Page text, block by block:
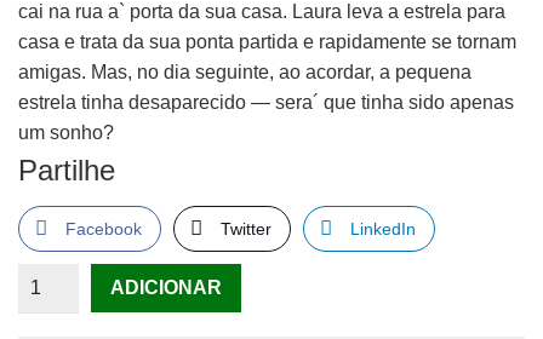
cai na rua a` porta da sua casa. Laura leva a estrela para
casa e trata da sua ponta partida e rapidamente se tornam
amigas. Mas, no dia seguinte, ao acordar, a pequena
estrela tinha desaparecido — sera´ que tinha sido apenas
um sonho?
Partilhe
Facebook Twitter LinkedIn
QuantidadeADICIONAR